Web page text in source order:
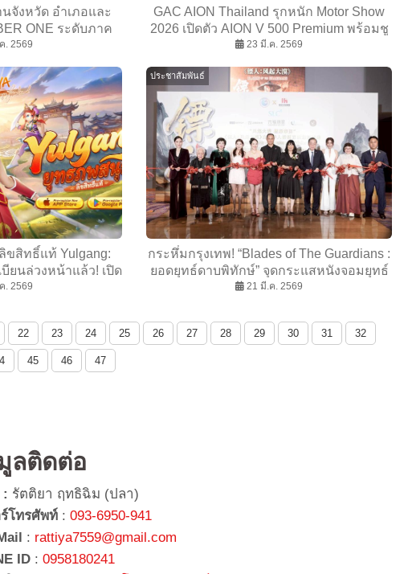
จังหวัด อำเภอและ
ONE ระดับภาค
ประจำปี 2569
. 2569
GAC AION Thailand รุกหนัก Motor Show
2026 เปิดตัว AION V 500 Premium พร้อมชู
นโยบาย GAC CARE และ GAC Easy
แบบ
23 มี.ค. 2569
ขสิทธิ์แท้ Yulgang:
ยนล่วงหน้าแล้ว! เปิด
อุรัสยา และ หม่ำ จ๊
. 2569
ประชาสัมพันธ์
กระหึ่มกรุงเทพ! “Blades of The Guardians :
ยอดยุทธ์ดาบพิทักษ์” จุดกระแสหนังจอมยุทธ์
จีน ผู้ชมนับพันแห่ร่วมรอบพิเศษ
21 มี.ค. 2569
22 23 24 25 26 27 28 29 30 31 32
45 46 47
ลติดต่อ
รัตติยา ฤทธิฉิม (ปลา)
ร์โทรศัพท์ :093-6950-941
: rattiya7559@gmail.com
ID :0958180241